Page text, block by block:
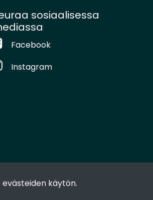
käytön.
sosiaalisessa
Facebook
Instagram